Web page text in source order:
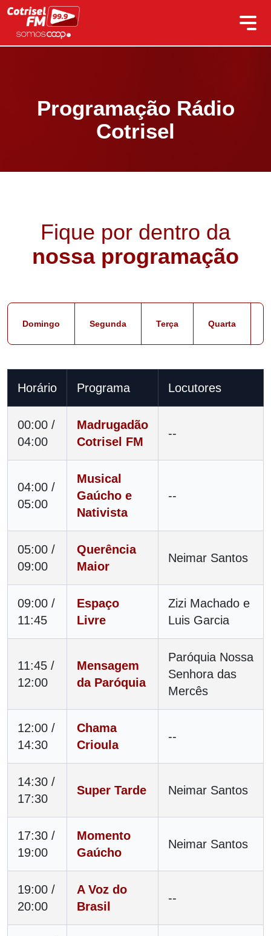
Programação Rádio
Cotrisel
Fique por dentro da
nossa programação
Domingo Segunda Terça Quarta
Horário Programa Locutores
00:00 /
04:00
Madrugadão
Cotrisel FM
--
04:00 /
05:00
Musical
Gaúcho e
Nativista
--
05:00 /
09:00
Querência
Maior
Neimar Santos
09:00 /
11:45
Espaço
Livre
Zizi Machado e
Luis Garcia
11:45 /
12:00
Mensagem
da Paróquia
Paróquia Nossa
Senhora das
Mercês
12:00 /
14:30
Chama
Crioula
--
14:30 /
17:30
Super Tarde Neimar Santos
17:30 /
19:00
Momento
Gaúcho
Neimar Santos
19:00 /
20:00
A Voz do
Brasil
--